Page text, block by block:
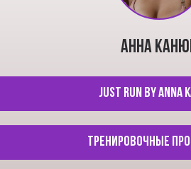
тренировочные
АННА
Just run by Anna